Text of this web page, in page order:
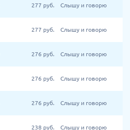
277 руб. Слышу и говорю
277 руб. Слышу и говорю
276 руб. Слышу и говорю
276 руб. Слышу и говорю
276 руб. Слышу и говорю
238 руб. Слышу и говорю